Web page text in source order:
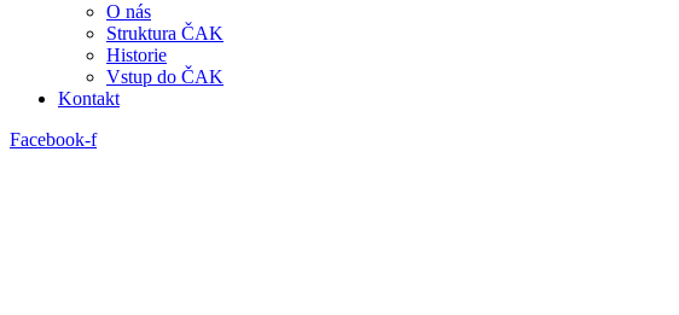
O nás
Struktura ČAK
Historie
Vstup do ČAK
Kontakt
Facebook-f